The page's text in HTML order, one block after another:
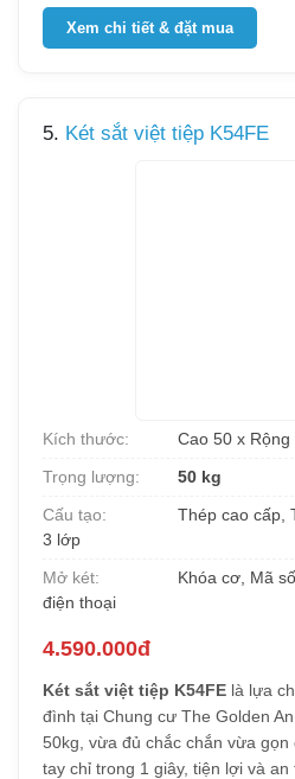
Xem chi tiết & đặt mua
5. Két sắt việt tiệp K54FE
Kích thước:
Cao 50 x
Trọng lượng:
50 kg
Cấu tạo:
Thép cao cấp,
3 lớp
Mở két:
Khóa cơ, Mã
điện thoại
4.590.000đ
Két sắt việt tiệp K54FE là lựa
đình tại Chung cư The Golden
50kg, vừa đủ chắc chắn vừa
tay chỉ trong 1 giây, tiện lợi và